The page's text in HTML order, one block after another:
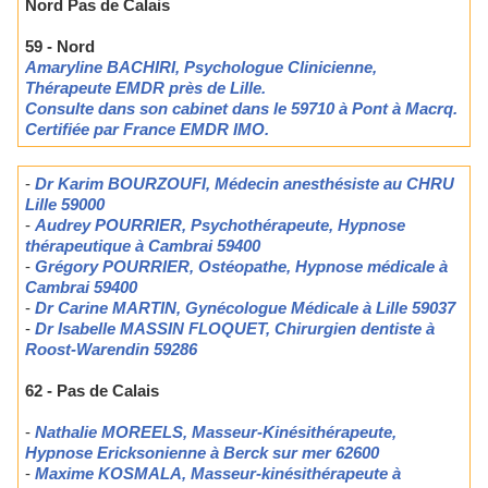
Nord Pas de Calais
59 - Nord
Amaryline BACHIRI, Psychologue Clinicienne,
Thérapeute EMDR près de Lille.
Consulte dans son cabinet dans le 59710 à Pont à Macrq.
Certifiée par France EMDR IMO.
Dr Karim BOURZOUFI, Médecin anesthésiste au CHRU
Lille 59000
- Audrey POURRIER, Psychothérapeute, Hypnose
thérapeutique à Cambrai 59400
- Grégory POURRIER, Ostéopathe, Hypnose médicale à
Cambrai 59400
- Dr Carine MARTIN, Gynécologue Médicale à Lille 59037
- Dr Isabelle MASSIN FLOQUET, Chirurgien dentiste à
Roost-Warendin 59286
62 - Pas de Calais
- Nathalie MOREELS, Masseur-Kinésithérapeute,
Hypnose Ericksonienne à Berck sur mer 62600
- Maxime KOSMALA, Masseur-kinésithérapeute à